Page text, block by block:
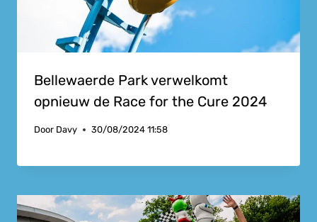
Bellewaerde Park verwelkomt
opnieuw de Race for the Cure 2024
Door Davy 30/08/2024 11:58